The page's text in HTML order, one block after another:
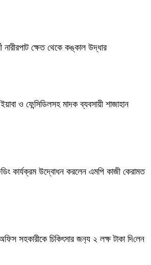
নারীরপাট ক্ষেত থেকে কঙ্কাল উদ্ধার
ও ফেন্সিডিলসহ মাদক ব্যবসায়ী শাজাহান
কার্যক্রম উদ্বোধন করলেন এমপি কাজী কেরামত
সহকারীকে চি‌কিৎসার জন‌্য ২ লক্ষ টাকা দি‌লেন